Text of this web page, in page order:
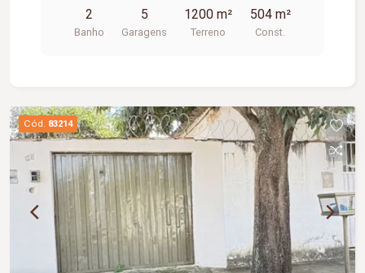
2
Banho
5
Garagens
1200 m²
Terreno
504 m²
Const.
Cód. 83214